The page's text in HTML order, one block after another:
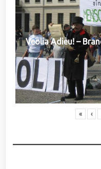
Veolia Adieu! –
« ‹